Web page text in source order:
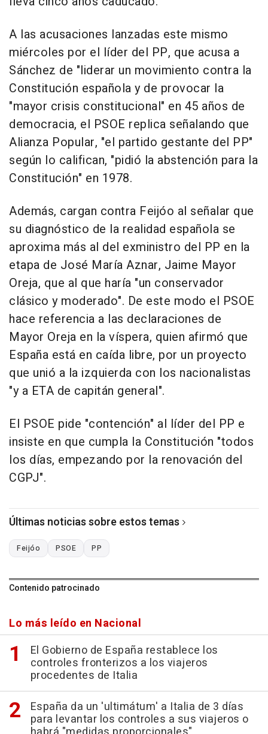
A las acusaciones lanzadas este mismo
miércoles por el líder del PP, que acusa a
Sánchez de "liderar un movimiento contra la
Constitución española y de provocar la
"mayor crisis constitucional" en 45 años de
democracia, el PSOE replica señalando que
Alianza Popular, "el partido gestante del PP"
según lo califican, "pidió la abstención para la
Constitución" en 1978.
Además, cargan contra Feijóo al señalar que
su diagnóstico de la realidad española se
aproxima más al del exministro del PP en la
etapa de José María Aznar, Jaime Mayor
Oreja, que al que haría "un conservador
clásico y moderado". De este modo el PSOE
hace referencia a las declaraciones de
Mayor Oreja en la víspera, quien afirmó que
España está en caída libre, por un proyecto
que unió a la izquierda con los nacionalistas
"y a ETA de capitán general".
El PSOE pide "contención" al líder del PP e
insiste en que cumpla la Constitución "todos
los días, empezando por la renovación del
CGPJ".
Últimas noticias sobre estos temas
Feijóo PSOE PP
Contenido patrocinado
Lo más leído en Nacional
El Gobierno de España restablece los
controles fronterizos a los viajeros
procedentes de Italia
España da un 'ultimátum' a Italia de 3 días
para levantar los controles a sus viajeros o